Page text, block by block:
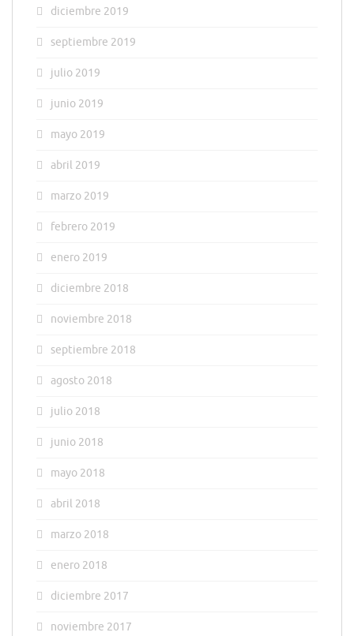
diciembre 2019
septiembre 2019
julio 2019
junio 2019
mayo 2019
abril 2019
marzo 2019
febrero 2019
enero 2019
diciembre 2018
noviembre 2018
septiembre 2018
agosto 2018
julio 2018
junio 2018
mayo 2018
abril 2018
marzo 2018
enero 2018
diciembre 2017
noviembre 2017